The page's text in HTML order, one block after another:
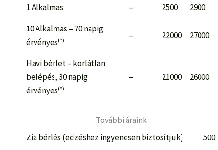
1 Alkalmas
– 2500
2900
10 Alkalmas – 70 napig
érvényes(*) – 22000 27000
Havi bérlet – korlátlan
belépés, 30 napig
érvényes(*)
– 21000 26000
További áraink
Zia bérlés (edzéshez ingyenesen biztosítjuk)
500